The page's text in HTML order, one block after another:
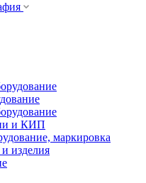
и КИП
маркировка
изделия